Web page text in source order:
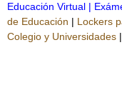
Educación Virtual |
de Educación | Lockers
Colegio y Universidades |